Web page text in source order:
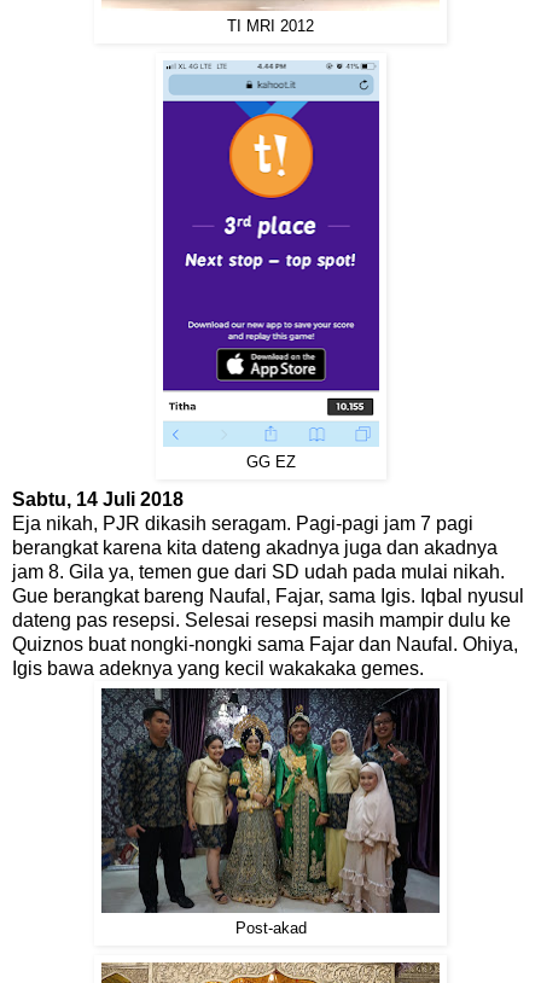
TI MRI 2012
GG EZ
Sabtu, 14 Juli 2018
Eja nikah, PJR dikasih seragam. Pagi-pagi jam 7 pagi
berangkat karena kita dateng akadnya juga dan akadnya
jam 8. Gila ya, temen gue dari SD udah pada mulai nikah.
Gue berangkat bareng Naufal, Fajar, sama Igis. Iqbal nyusul
dateng pas resepsi. Selesai resepsi masih mampir dulu ke
Quiznos buat nongki-nongki sama Fajar dan Naufal. Ohiya,
Igis bawa adeknya yang kecil wakakaka gemes.
Post-akad